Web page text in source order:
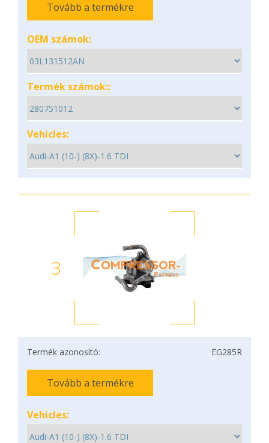
Tovább a termékre
OEM számok:
Termék számok::
Vehicles:
3
Termék azonosító: EG285R
Tovább a termékre
Vehicles: